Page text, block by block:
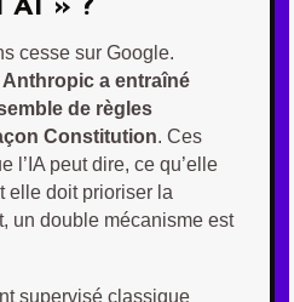
AI » ?
cesse sur Google.
Anthropic a entraîné
de règles
Constitution. Ces
l’IA peut dire, ce qu’elle
elle doit prioriser la
un double mécanisme est
supervisé classique